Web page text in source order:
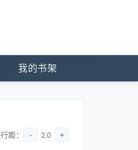
我的书架
行距： - 2.0 +